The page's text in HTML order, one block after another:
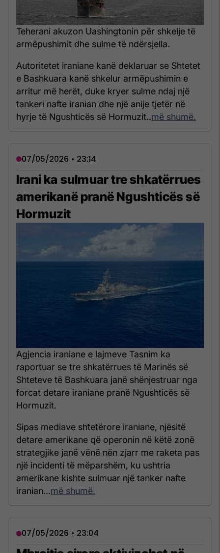
Teherani akuzon Uashingtonin për shkelje të
armëpushimit dhe sulme të ndërsjella.
Autoritetet iraniane kanë deklaruar se Shtetet
e Bashkuara kanë shkelur armëpushimin e
arritur më herët, duke kryer sulme ndaj një
tankeri nafte iranian dhe një anije tjetër në
hyrje të Ngushticës së Hormuzit..më shumë.
07/05/2026 • 23:14
Irani ka sulmuar tre shkatërrues
amerikanë pranë Ngushticës së
Hormuzit
Agjencia iraniane e lajmeve Tasnim ka
raportuar se tre shkatërrues të Marinës së
Shteteve të Bashkuara janë shënjestruar nga
forcat detare iraniane pranë Ngushticës së
Hormuzit.
Sipas mediave shtetërore iraniane, njësitë
detare amerikane që operonin në këtë zonë
strategjike janë vënë nën zjarr me raketa pas
një incidenti të mëparshëm, ku ushtria
amerikane kishte sulmuar një tanker nafte
iranian...më shumë.
07/05/2026 • 23:04